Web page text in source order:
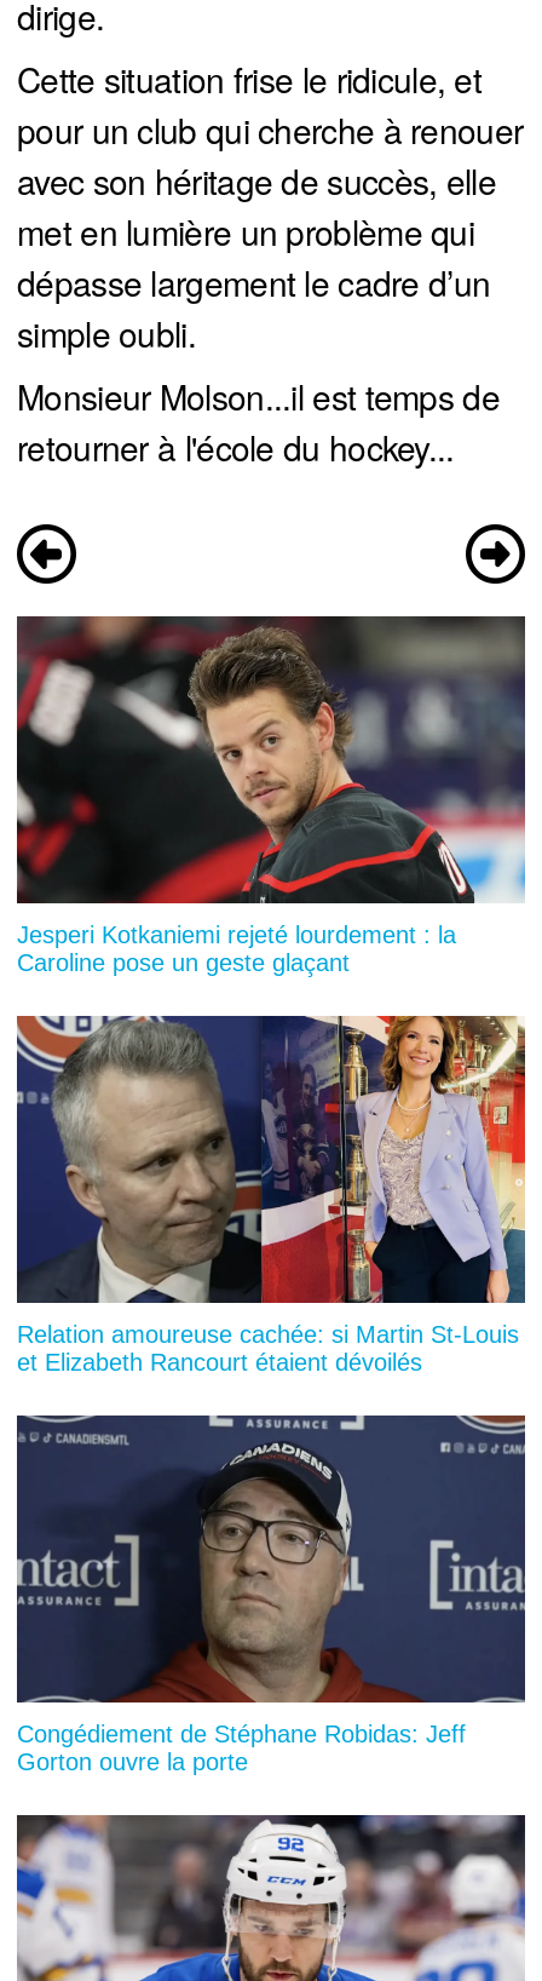
dirige.
Cette situation frise le ridicule, et
pour un club qui cherche à renouer
avec son héritage de succès, elle
met en lumière un problème qui
dépasse largement le cadre d’un
simple oubli.
Monsieur Molson...il est temps de
retourner à l'école du hockey...
Jesperi Kotkaniemi rejeté lourdement : la
Caroline pose un geste glaçant
Relation amoureuse cachée: si Martin St-Louis
et Elizabeth Rancourt étaient dévoilés
Congédiement de Stéphane Robidas: Jeff
Gorton ouvre la porte